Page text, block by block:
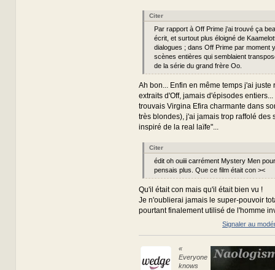
Citer
Par rapport à Off Prime j'ai trouvé ça
écrit, et surtout plus éloigné de
dialogues ; dans Off Prime par moment
scènes entières qui semblaient
de la série du grand frère Oo.
Ah bon... Enfin en même temps j'ai juste
extraits d'Off, jamais d'épisodes
trouvais Virgina Efira charmante dans
très blondes), j'ai jamais trop raffolé des
inspiré de la real laïfe"...
Citer
édit oh ouiii carrément Mystery Men
pensais plus. Que ce film était con ><
Qu'il était con mais qu'il était bien vu !
Je n'oublierai jamais le super-pouvoir
pourtant finalement utilisé de l'homme
Signaler au
«
Everyone
knows